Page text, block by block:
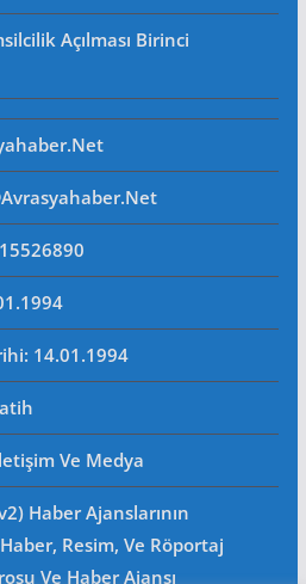
Açılması Birinci
: 14.01.1994
Ve Medya
Haber Ajanslarının
Resim, Ve Röportaj
Ve Haber Ajansı